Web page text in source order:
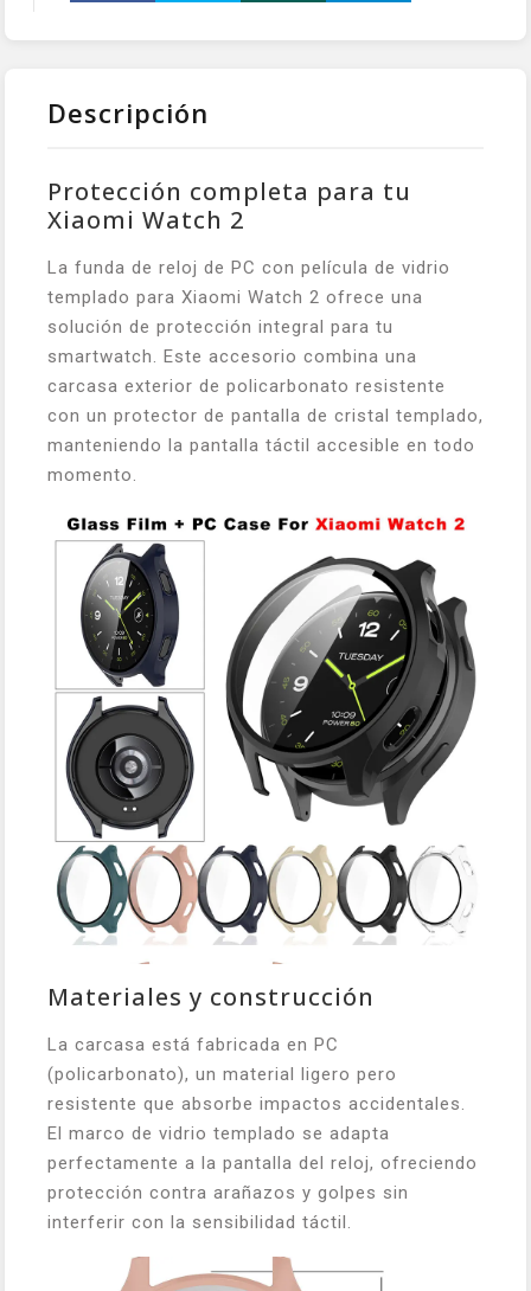
Descripción
Protección completa para tu
Xiaomi Watch 2
La funda de reloj de PC con película de vidrio
templado para Xiaomi Watch 2 ofrece una
solución de protección integral para tu
smartwatch. Este accesorio combina una
carcasa exterior de policarbonato resistente
con un protector de pantalla de cristal templado,
manteniendo la pantalla táctil accesible en todo
momento.
Materiales y construcción
La carcasa está fabricada en PC
(policarbonato), un material ligero pero
resistente que absorbe impactos accidentales.
El marco de vidrio templado se adapta
perfectamente a la pantalla del reloj, ofreciendo
protección contra arañazos y golpes sin
interferir con la sensibilidad táctil.